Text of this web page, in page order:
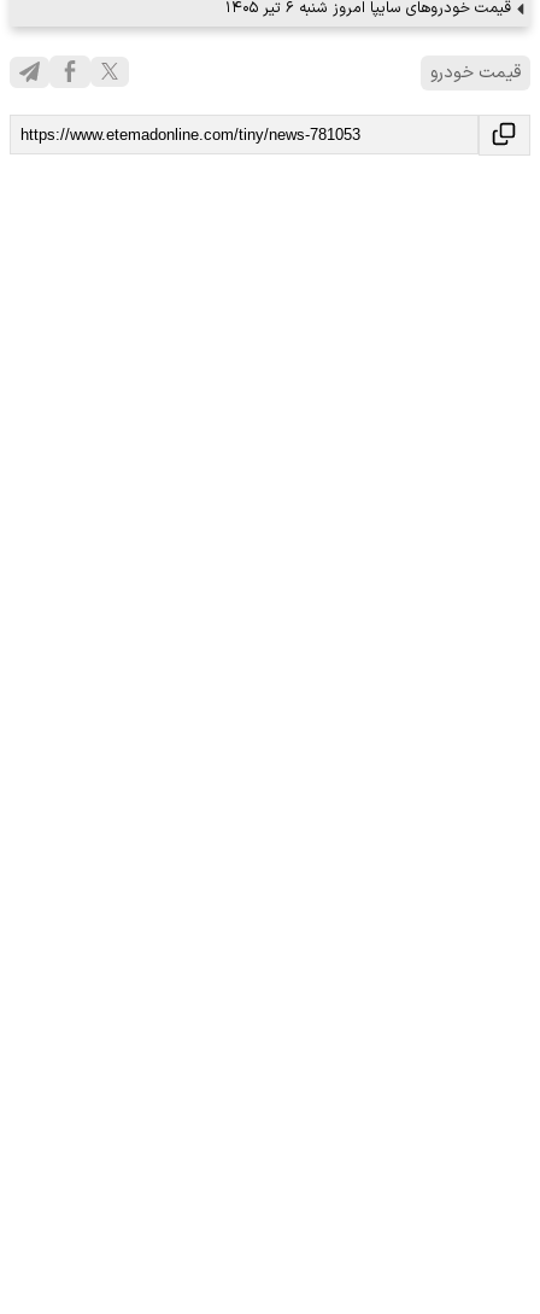
قیمت خودرو‌های سایپا امروز شنبه ۶ تیر ۱۴۰۵
قیمت خودرو